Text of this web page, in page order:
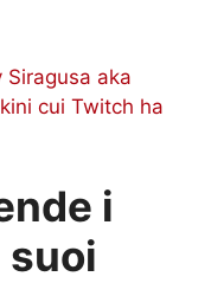
Siragusa aka
cui Twitch ha
i
suoi